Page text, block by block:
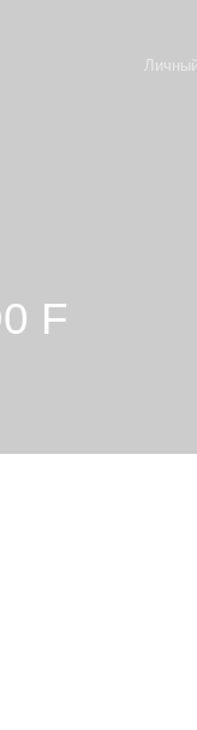
F